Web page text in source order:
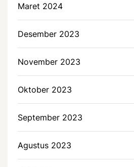
Maret 2024
Desember 2023
November 2023
Oktober 2023
September 2023
Agustus 2023